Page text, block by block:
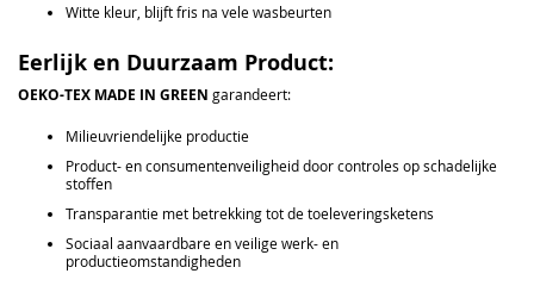
Witte kleur, blijft fris na vele wasbeurten
Eerlijk en Duurzaam Product:
OEKO-TEX MADE IN GREEN garandeert:
Milieuvriendelijke productie
Product- en consumentenveiligheid door controles op schadelijke
stoffen
Transparantie met betrekking tot de toeleveringsketens
Sociaal aanvaardbare en veilige werk- en
productieomstandigheden